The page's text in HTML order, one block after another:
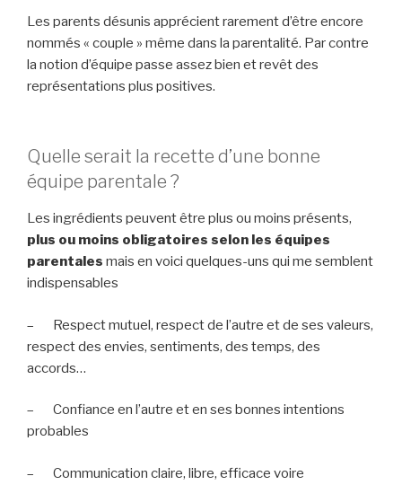
Les parents désunis apprécient rarement d’être encore
nommés « couple » même dans la parentalité. Par contre
la notion d’équipe passe assez bien et revêt des
représentations plus positives.
Quelle serait la recette d’une bonne
équipe parentale ?
Les ingrédients peuvent être plus ou moins présents,
plus ou moins obligatoires selon les équipes
parentales mais en voici quelques-uns qui me semblent
indispensables
– Respect mutuel, respect de l’autre et de ses valeurs,
respect des envies, sentiments, des temps, des
accords…
– Confiance en l’autre et en ses bonnes intentions
probables
– Communication claire, libre, efficace voire